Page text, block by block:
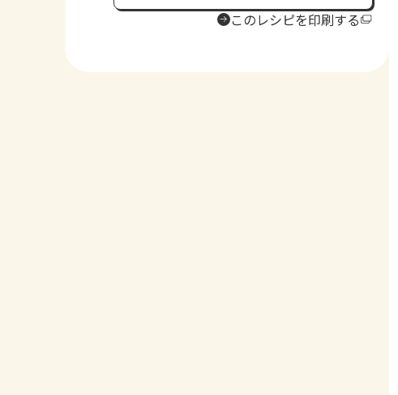
保存済み
このレシピを印刷する